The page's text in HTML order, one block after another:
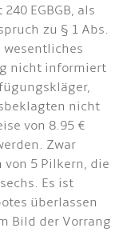
EGBGB, als
zu § 1 Abs.
wesentliches
nicht informiert
nicht
von 8.95 €
Zwar
5 Pilkern, die
Es ist
überlassen
Bild der Vorrang